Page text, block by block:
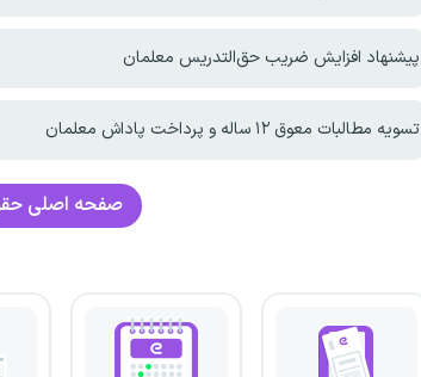
پیشنهاد افزایش ضریب حق‌التدریس معلمان
تسویه مطالبات معوق ۱۲ ساله و پرداخت پاداش معلمان
صفحه اصلی